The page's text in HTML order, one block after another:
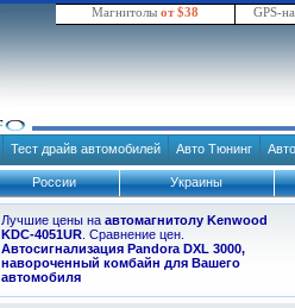
Магнитолы от $38 GPS-
Тест драйв автомобилей Авто Тюнинг
России Украины
Лучшие цены на автомагнитолу Kenwood
KDC-4051UR . Сравнение цен.
Автосигнализация Pandora DXL 3000,
навороченный комбайн для Вашего
автомобиля